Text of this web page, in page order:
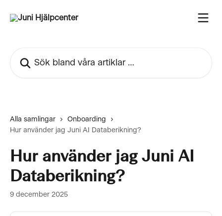
Alla samlingar
Onboarding
Hur använder jag Juni AI Databerikning?
Hur använder jag Juni AI
Databerikning?
9 december 2025